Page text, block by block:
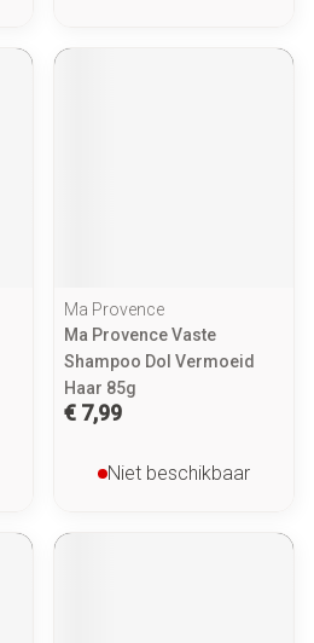
Ma Provence
Ma Provence Vaste
Shampoo Dol Vermoeid
Haar 85g
€ 7,99
Niet beschikbaar